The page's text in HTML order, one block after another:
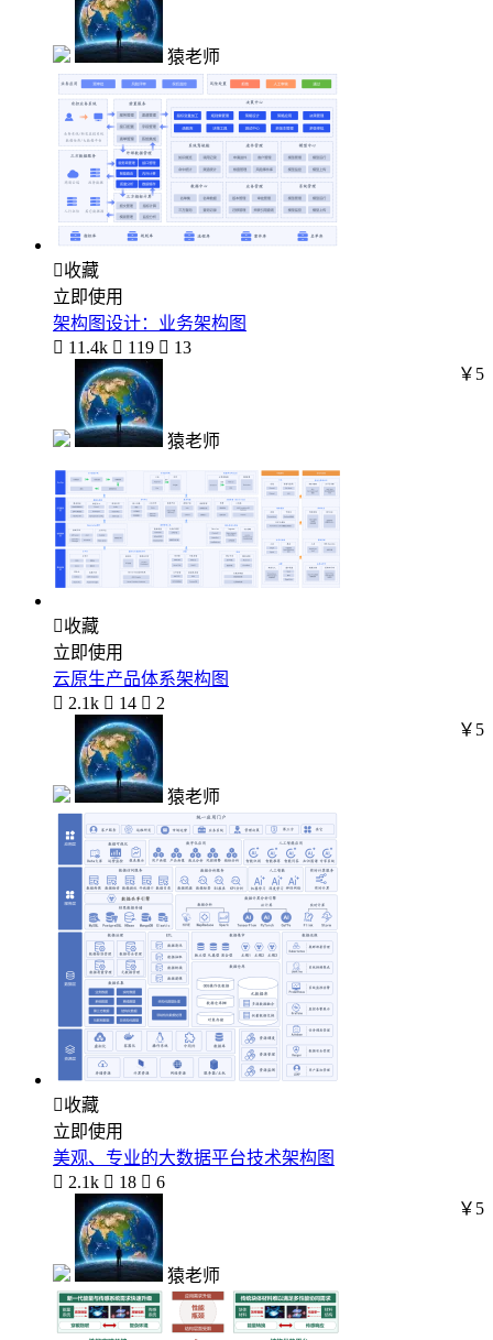
猿老师
收藏
立即使用
架构图设计：业务架构图
 11.4k  119  13
猿老师
￥5
收藏
立即使用
云原生产品体系架构图
 2.1k  14  2
猿老师
￥5
收藏
立即使用
美观、专业的大数据平台技术架构图
 2.1k  18  6
猿老师
￥5